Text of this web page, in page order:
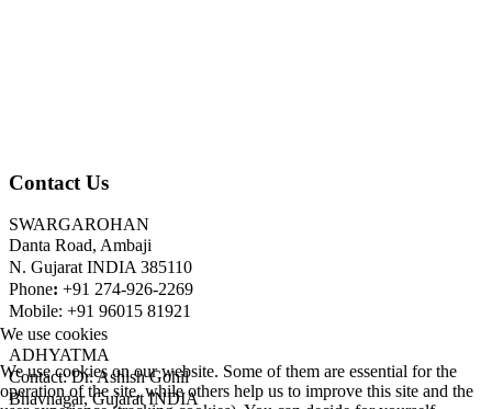
Contact Us
SWARGAROHAN
Danta Road, Ambaji
N. Gujarat INDIA 385110
Phone: +91 274-926-2269
Mobile: +91 96015 81921
ADHYATMA
Contact: Dr. Ashish Gohil
Bhavnagar, Gujarat INDIA
We use cookies
We use cookies on our website. Some of them are essential for the
operation of the site, while others help us to improve this site and the